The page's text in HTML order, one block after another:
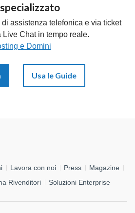
assistenza telefonica e via ticket
Chat in tempo reale.
e Domini
Usa le Guide
Lavora con noi Press
Magazine
Rivenditori Soluzioni Enterprise